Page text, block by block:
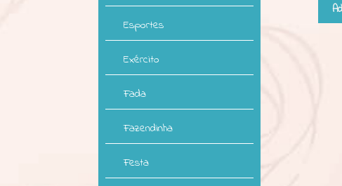
Esportes
Exército
Fada
Fazendinha
Festa